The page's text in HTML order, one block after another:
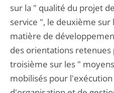
sur la " qualité du projet
service ", le deuxième
matière de
des orientations
troisième sur les "
mobilisés pour